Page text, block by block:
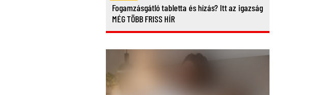
Fogamzásgátló tabletta és hízás? Itt az igazság
MÉG TÖBB FRISS HÍR